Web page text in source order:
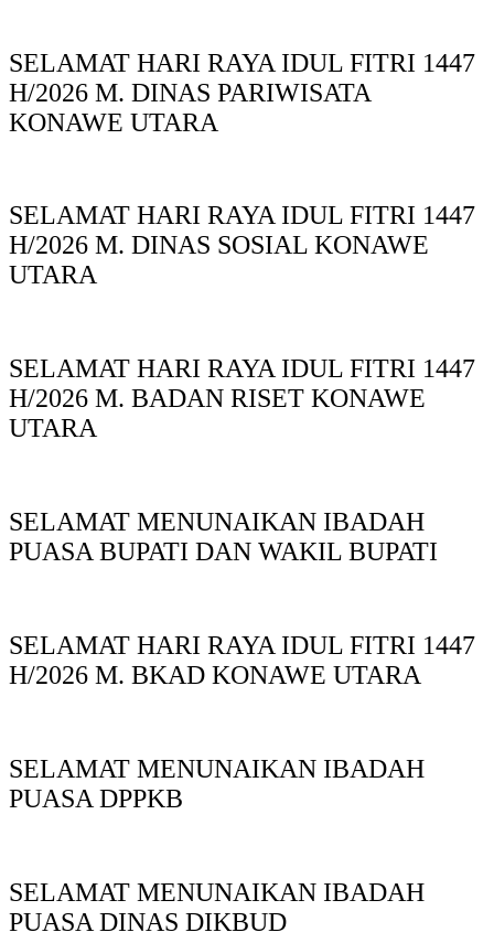
SELAMAT HARI RAYA IDUL FITRI 1447
H/2026 M. DINAS PARIWISATA
KONAWE UTARA
SELAMAT HARI RAYA IDUL FITRI 1447
H/2026 M. DINAS SOSIAL KONAWE
UTARA
SELAMAT HARI RAYA IDUL FITRI 1447
H/2026 M. BADAN RISET KONAWE
UTARA
SELAMAT MENUNAIKAN IBADAH
PUASA BUPATI DAN WAKIL BUPATI
SELAMAT HARI RAYA IDUL FITRI 1447
H/2026 M. BKAD KONAWE UTARA
SELAMAT MENUNAIKAN IBADAH
PUASA DPPKB
SELAMAT MENUNAIKAN IBADAH
PUASA DINAS DIKBUD